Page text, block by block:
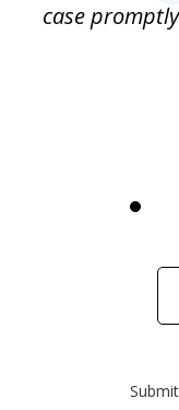
case